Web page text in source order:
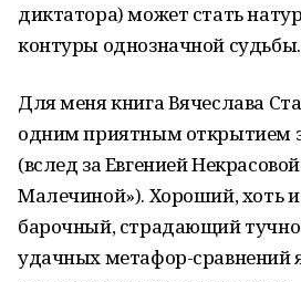
диктатора) может стать
контуры однозначной судьбы.
Для меня книга Вячеслава
одним приятным открытием
(вслед за Евгенией
Малечиной»). Хороший, хоть
барочный, страдающий
удачных метафор-сравнений